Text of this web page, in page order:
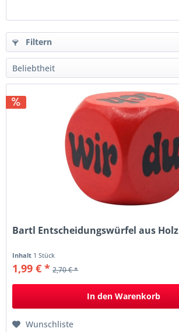
Filtern
Bartl Entscheidungswürfel aus Holz
Inhalt 1 Stück
1,99 € * 2,70 € *
In den Warenkorb
Wunschliste